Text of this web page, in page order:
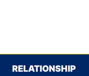
RELATIONSHIP